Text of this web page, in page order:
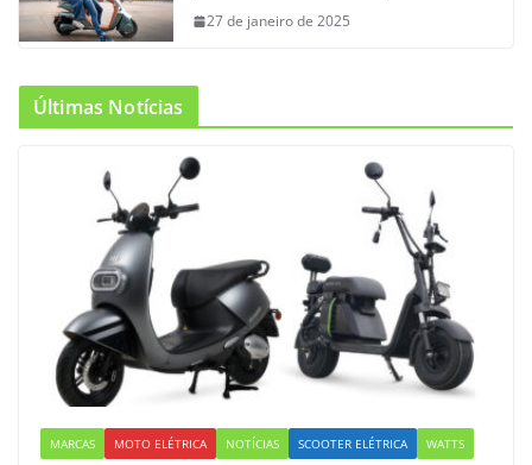
27 de janeiro de 2025
Últimas Notícias
MARCAS MOTO ELÉTRICA NOTÍCIAS SCOOTER ELÉTRICA WATTS